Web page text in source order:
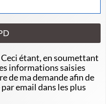
étant, en soumettant
informations saisies
de ma demande afin de
email dans les plus